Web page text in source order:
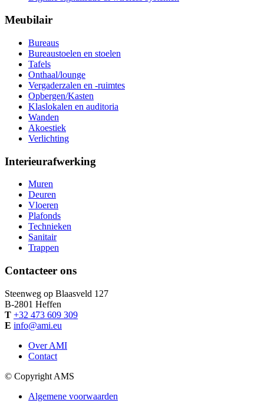
Meubilair
Bureaus
Bureaustoelen en stoelen
Tafels
Onthaal/lounge
Vergaderzalen en -ruimtes
Opbergen/Kasten
Klaslokalen en auditoria
Wanden
Akoestiek
Verlichting
Interieurafwerking
Muren
Deuren
Vloeren
Plafonds
Technieken
Sanitair
Trappen
Contacteer ons
Steenweg op Blaasveld 127
B-2801 Heffen
T +32 473 609 309
E info@ami.eu
Over AMI
Contact
© Copyright AMS
Algemene voorwaarden